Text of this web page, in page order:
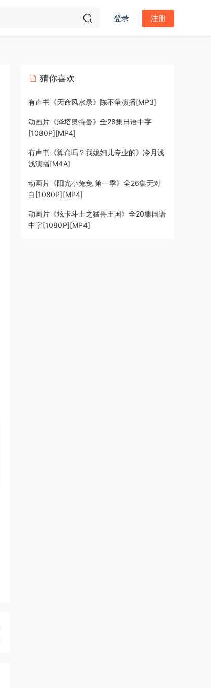
登录 注册
猜你喜欢
有声书《天命风水录》陈不争演播[MP3]
动画片《泽塔奥特曼》全28集日语中字
[1080P][MP4]
有声书《算命吗？我媳妇儿专业的》冷月浅
浅演播[M4A]
动画片《阳光小兔兔 第一季》全26集无对
白[1080P][MP4]
动画片《炫卡斗士之猛兽王国》全20集国语
中字[1080P][MP4]